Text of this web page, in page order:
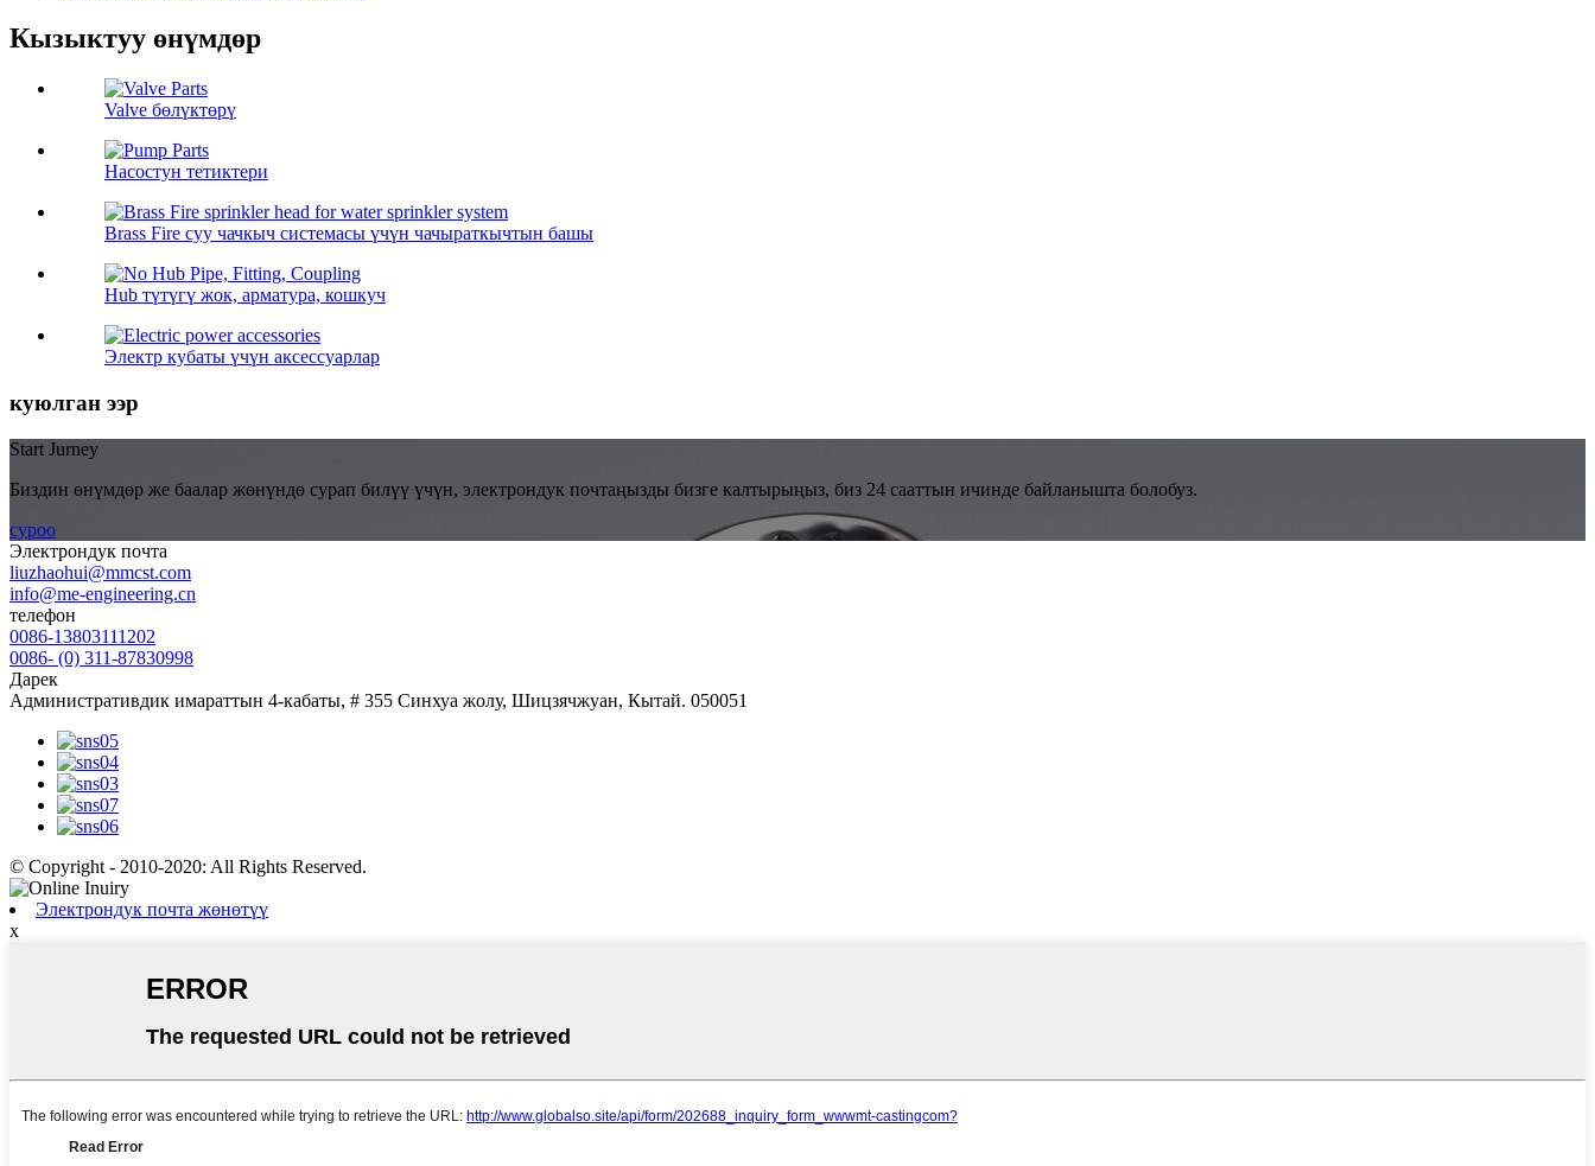
Кызыктуу өнүмдөр
Valve бөлүктөрү
Насостун тетиктери
Brass Fire суу чачкыч системасы үчүн чачыраткычтын башы
Hub түтүгү жок, арматура, кошкуч
Электр кубаты үчүн аксессуарлар
куюлган ээр
Start Jurney
Биздин өнүмдөр же баалар жөнүндө сурап билүү үчүн, электрондук почтаңызды бизге калтырыңыз, биз 24 сааттын ичинде байланышта болобуз.
суроо
Электрондук почта
liuzhaohui@mmcst.com
info@me-engineering.cn
телефон
0086-13803111202
0086- (0) 311-87830998
Дарек
Административдик имараттын 4-кабаты, # 355 Синхуа жолу, Шицзячжуан, Кытай. 050051
© Copyright - 2010-2020: All Rights Reserved.
Электрондук почта жөнөтүү
x